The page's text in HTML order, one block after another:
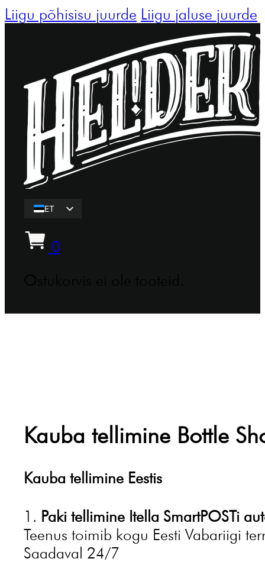
Liigu põhisisu juurde Liigu jaluse juurde
ET
0
Kauba tellimine Bottle
Kauba tellimine Eestis
1. Paki tellimine Itella SmartPOSTi
Teenus toimib kogu Eesti Vabariigi
Saadaval 24/7